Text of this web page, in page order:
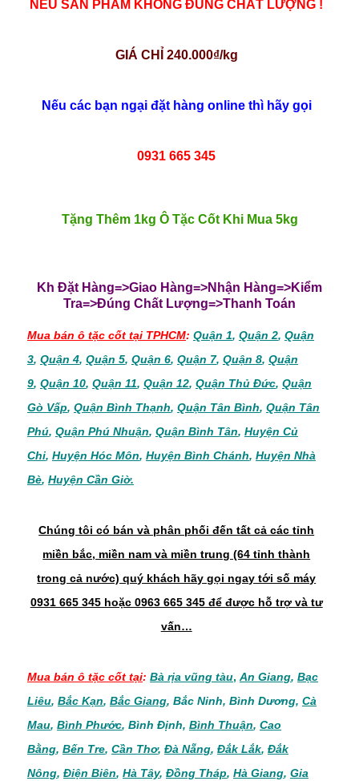
NẾU SẢN PHẨM KHÔNG ĐÚNG CHẤT LƯỢNG !
GIÁ CHỈ 240.000₫/kg
Nếu các bạn ngại đặt hàng online thì hãy gọi
0931 665 345
Tặng Thêm 1kg Ô Tặc Cốt Khi Mua 5kg
Kh Đặt Hàng=>Giao Hàng=>Nhận Hàng=>Kiểm
Tra=>Đúng Chất Lượng=>Thanh Toán
Mua bán ô tặc cốt tại TPHCM: Quận 1, Quận 2, Quận
3, Quận 4, Quận 5, Quận 6, Quận 7, Quận 8, Quận
9, Quận 10, Quận 11, Quận 12, Quận Thủ Đức, Quận
Gò Vấp, Quận Bình Thạnh, Quận Tân Bình, Quận Tân
Phú, Quận Phú Nhuận, Quận Bình Tân, Huyện Củ
Chi, Huyện Hóc Môn, Huyện Bình Chánh, Huyện Nhà
Bè, Huyện Cần Giờ.
Chúng tôi có bán và phân phối đến tất cả các tỉnh
miền bắc, miền nam và miền trung (64 tỉnh thành
trong cả nước) quý khách hãy gọi ngay tới số máy
0931 665 345 hoặc 0963 665 345 để được hỗ trợ và tư
vấn…
Mua bán ô tặc cốt tại: Bà rịa vũng tàu, An Giang, Bạc
Liêu, Bắc Kạn, Bắc Giang, Bắc Ninh, Bình Dương, Cà
Mau, Bình Phước, Bình Định, Bình Thuận, Cao
Bằng, Bến Tre, Cần Thơ, Đà Nẵng, Đắk Lắk, Đắk
Nông, Điện Biên, Hà Tây, Đồng Tháp, Hà Giang, Gia